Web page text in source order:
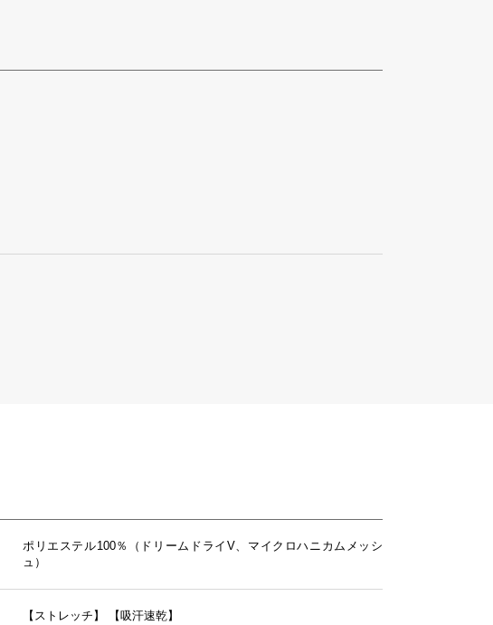
ポリエステル100％（ドリームドライV、マイクロハニカムメッシ
ュ）
【ストレッチ】 【吸汗速乾】